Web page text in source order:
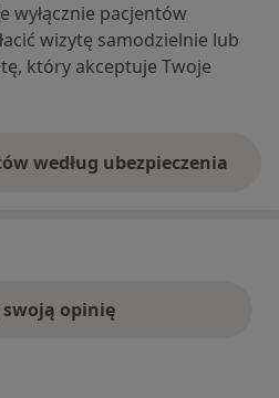
wyłącznie pacjentów
wizytę samodzielnie lub
który akceptuje Twoje
według ubezpieczenia
swoją opinię